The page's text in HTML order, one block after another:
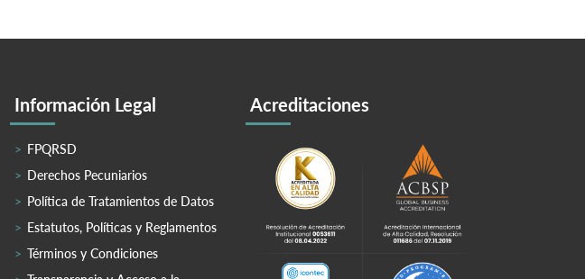
Información Legal
FPQRSD
Derechos Pecuniarios
Política de Tratamientos de Datos
Estatutos, Políticas y Reglamentos
Términos y Condiciones
Acreditaciones